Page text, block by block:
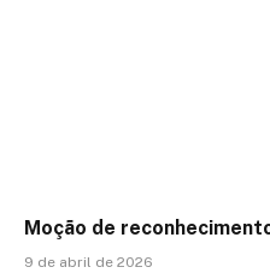
Moção de
9 de abril de 2026